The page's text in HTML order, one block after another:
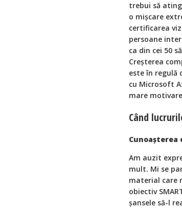
trebui să
o mișcare
certificarea
persoane
ca din cei 50
Creșterea
este în regulă
cu Microsoft
mare
Când
Am auzit
mult. Mi se
material care
obiectiv
șansele să-l